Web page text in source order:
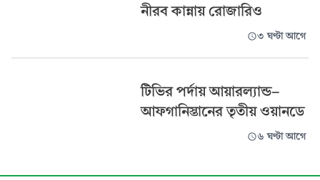
নীরব কান্নায় রোজারিও
৩ ঘণ্টা আগে
টিভির পর্দায় আয়ারল্যান্ড-
আফগানিস্তানের তৃতীয় ওয়ানডে
৬ ঘণ্টা আগে